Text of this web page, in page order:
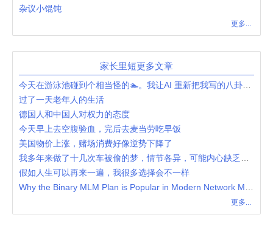
杂议小馄饨
更多...
家长里短更多文章
今天在游泳池碰到个相当怪的🏊。我让AI 重新把我写的八卦了一下。
过了一天老年人的生活
德国人和中国人对权力的态度
今天早上去空腹验血，完后去麦当劳吃早饭
美国物价上涨，赌场消费好像逆势下降了
我多年来做了十几次车被偷的梦，情节各异，可能内心缺乏安全感
假如人生可以再来一遍，我很多选择会不一样
Why the Binary MLM Plan is Popular in Modern Network Marketing
更多...